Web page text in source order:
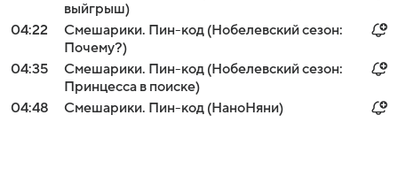
выйгрыш)
04:22
Смешарики. Пин-код (Нобелевский сезон:
Почему?)
04:35
Смешарики. Пин-код (Нобелевский сезон:
Принцесса в поиске)
04:48
Смешарики. Пин-код (НаноНяни)